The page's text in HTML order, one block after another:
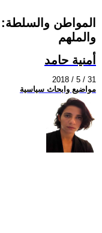
المواطن والسلطة:
والملهم
أمنية حامد
2018 / 5 / 31
مواضيع وابحاث سياسية